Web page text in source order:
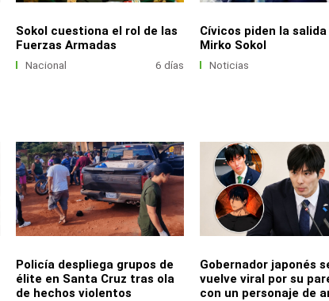
Sokol cuestiona el rol de las
Fuerzas Armadas
Nacional 6 días
Cívicos piden la salida
Mirko Sokol
Noticias
Policía despliega grupos de
élite en Santa Cruz tras ola
de hechos violentos
Gobernador japonés
vuelve viral por su
con un personaje de